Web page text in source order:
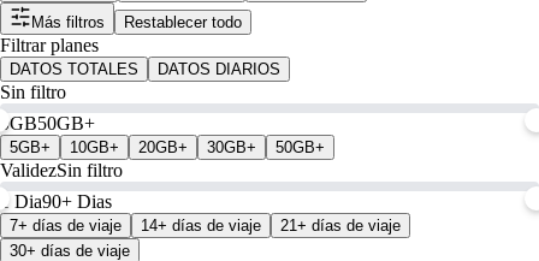
Más filtros
Restablecer todo
Filtrar planes
DATOS TOTALES DATOS DIARIOS
Sin filtro
0GB50GB+
5GB+ 10GB+ 20GB+ 30GB+ 50GB+
ValidezSin filtro
1 Dia90+ Dias
7+ días de viaje 14+ días de viaje
21+ días de viaje
30+ días de viaje